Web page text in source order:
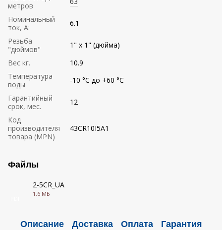
метров
Номинальный
ток, А:
6.1
Резьба
"дюймов"
1" х 1" (дюйма)
Вес кг.
10.9
Температура
воды
-10 °C до +60 °C
Гарантийный
срок, мес.
12
Код
производителя
товара (MPN)
43CR10I5A1
Файлы
2-5CR_UA
1.6 МБ
Описание Доставка Оплата Гарантия